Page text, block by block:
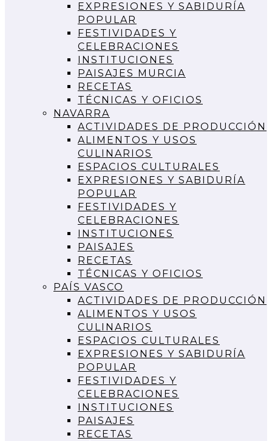
EXPRESIONES Y SABIDURÍA
POPULAR
FESTIVIDADES Y
CELEBRACIONES
INSTITUCIONES
PAISAJES MURCIA
RECETAS
TÉCNICAS Y OFICIOS
NAVARRA
ACTIVIDADES DE PRODUCCIÓN
ALIMENTOS Y USOS
CULINARIOS
ESPACIOS CULTURALES
EXPRESIONES Y SABIDURÍA
POPULAR
FESTIVIDADES Y
CELEBRACIONES
INSTITUCIONES
PAISAJES
RECETAS
TÉCNICAS Y OFICIOS
PAÍS VASCO
ACTIVIDADES DE PRODUCCIÓN
ALIMENTOS Y USOS
CULINARIOS
ESPACIOS CULTURALES
EXPRESIONES Y SABIDURÍA
POPULAR
FESTIVIDADES Y
CELEBRACIONES
INSTITUCIONES
PAISAJES
RECETAS